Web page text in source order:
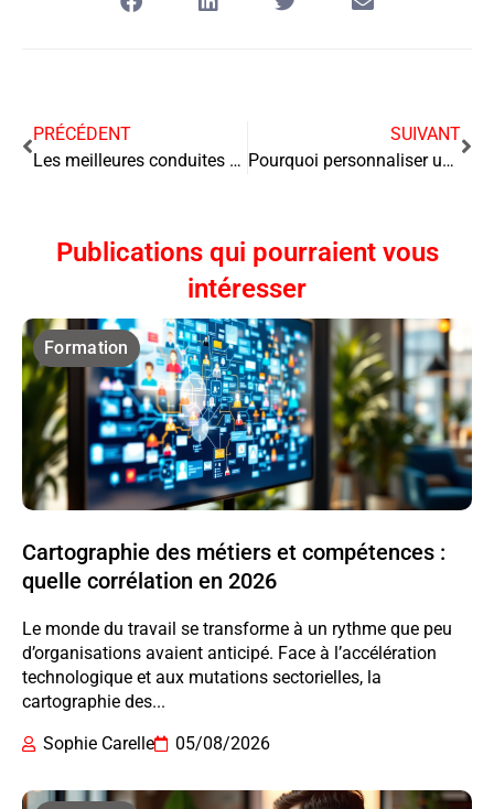
PRÉCÉDENT
Les meilleures conduites à tenir pour la réalisation des projets sans micro-management ?
SUIVANT
Pourquoi personnaliser un sac en papier
Publications qui pourraient vous
intéresser
Formation
Cartographie des métiers et compétences :
quelle corrélation en 2026
Le monde du travail se transforme à un rythme que peu
d’organisations avaient anticipé. Face à l’accélération
technologique et aux mutations sectorielles, la
cartographie des...
Sophie Carelle
05/08/2026